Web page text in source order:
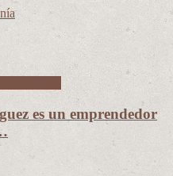
es un emprendedor